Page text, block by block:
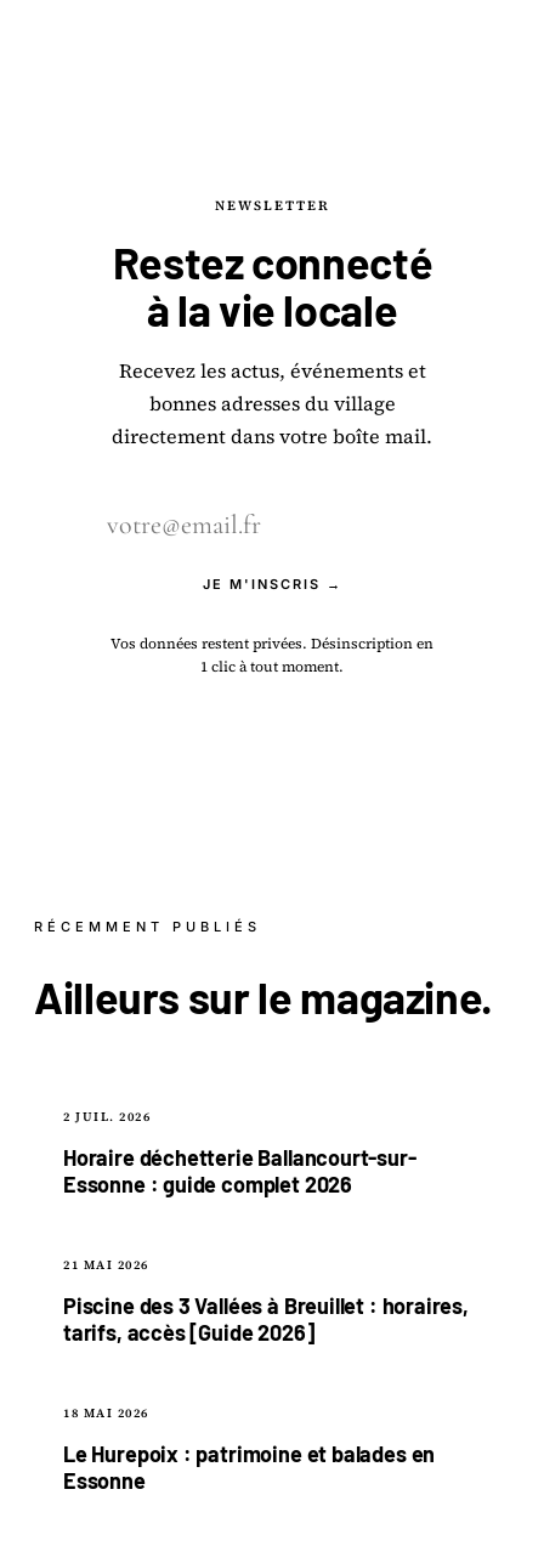
NEWSLETTER
Restez connecté
à lavie locale
Recevez les actus, événements et
bonnes adresses du village
directement dans votre boîte mail.
JE M'INSCRIS →
Vos données restent privées. Désinscription en
1 clic à tout moment.
RÉCEMMENT PUBLIÉS
Ailleurs sur lemagazine.
2 JUIL. 2026
Horaire déchetterie Ballancourt-sur-
Essonne : guide complet 2026
21 MAI 2026
Piscine des 3 Vallées à Breuillet : horaires,
tarifs, accès [Guide 2026]
18 MAI 2026
Le Hurepoix : patrimoine et balades en
Essonne